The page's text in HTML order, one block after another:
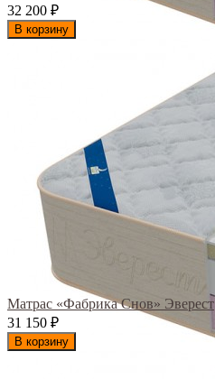
32 200 ₽
В корзину
Матрас «Фабрика Снов» Эверест
31 150 ₽
В корзину